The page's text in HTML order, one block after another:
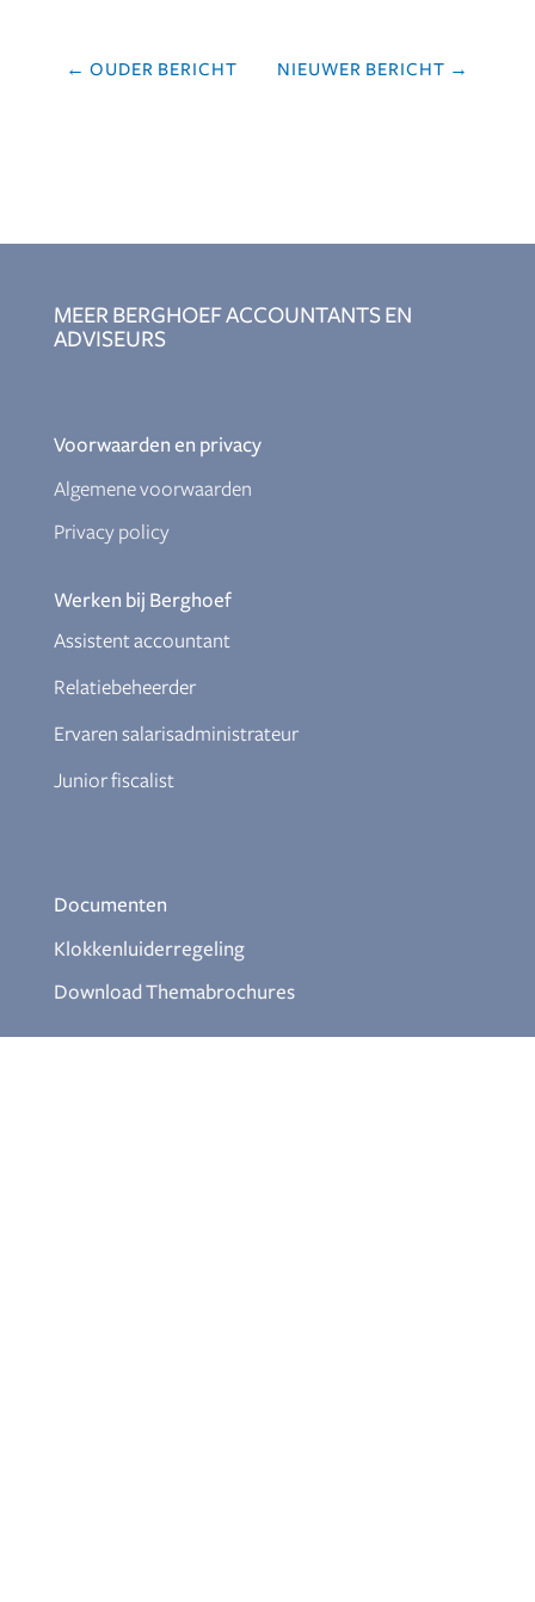
← OUDER BERICHT NIEUWER BERICHT →
MEER BERGHOEF ACCOUNTANTS EN
ADVISEURS
Voorwaarden en privacy
Algemene voorwaarden
Privacy policy
Werken bij Berghoef
Assistent accountant
Relatiebeheerder
Ervaren salarisadministrateur
Junior fiscalist
Documenten
Klokkenluiderregeling
Download Themabrochures